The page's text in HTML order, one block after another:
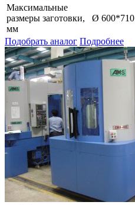
Максимальные
размеры заготовки,
мм
Ø 600*710
Подобрать аналог Подробнее